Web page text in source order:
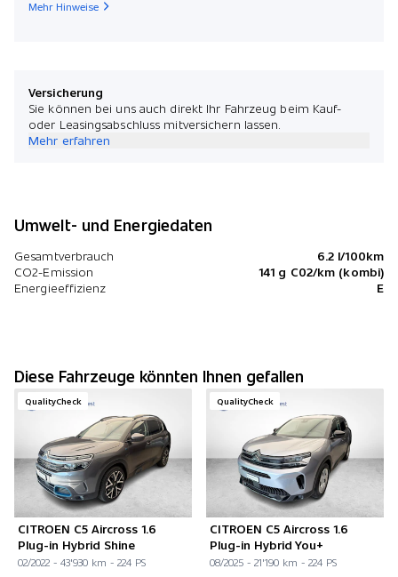
Mehr Hinweise
Versicherung
Sie können bei uns auch direkt Ihr Fahrzeug beim Kauf-
oder Leasingsabschluss mitversichern lassen.
Mehr erfahren
Umwelt- und Energiedaten
Gesamtverbrauch
6.2 l/100km
CO2-Emission
141 g C02/km (kombi)
Energieeffizienz
E
Diese Fahrzeuge könnten Ihnen gefallen
QualityCheck
CITROEN C5 Aircross 1.6
Plug-in Hybrid Shine
02/2022 - 43'930 km - 224 PS
QualityCheck
CITROEN C5 Aircross 1.6
Plug-in Hybrid You+
08/2025 - 21'190 km - 224 PS